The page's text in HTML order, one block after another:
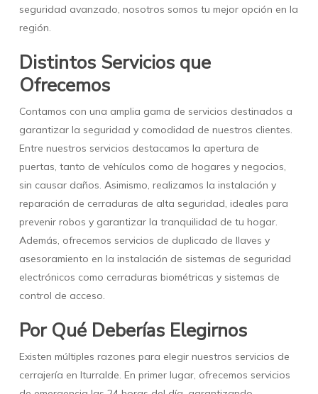
seguridad avanzado, nosotros somos tu mejor opción en la
región.
Distintos Servicios que
Ofrecemos
Contamos con una amplia gama de servicios destinados a
garantizar la seguridad y comodidad de nuestros clientes.
Entre nuestros servicios destacamos la apertura de
puertas, tanto de vehículos como de hogares y negocios,
sin causar daños. Asimismo, realizamos la instalación y
reparación de cerraduras de alta seguridad, ideales para
prevenir robos y garantizar la tranquilidad de tu hogar.
Además, ofrecemos servicios de duplicado de llaves y
asesoramiento en la instalación de sistemas de seguridad
electrónicos como cerraduras biométricas y sistemas de
control de acceso.
Por Qué Deberías Elegirnos
Existen múltiples razones para elegir nuestros servicios de
cerrajería en Iturralde. En primer lugar, ofrecemos servicios